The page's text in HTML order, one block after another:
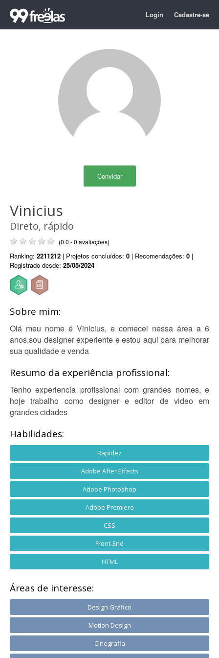
Login Cadastre-se
Convidar
Vinicius
Direto, rápido
(0.0 - 0 avaliações)
Ranking: 2211212 | Projetos concluídos: 0 | Recomendações: 0 |
Registrado desde: 25/05/2024
Sobre mim:
Olá meu nome é Vinicius, e comecei nessa área a 6
anos,sou designer experiente e estou aqui para melhorar
sua qualidade e venda
Resumo da experiência profissional:
Tenho experiencia profissional com grandes nomes, e
hoje trabalho como designer e editor de video em
grandes cidades
Habilidades:
Rapidez
Adobe After Effects
Adobe Photoshop
Adobe Premiere
CSS
Front-End
HTML
Áreas de interesse:
Design Gráfico
Motion Design
Cinegrafia